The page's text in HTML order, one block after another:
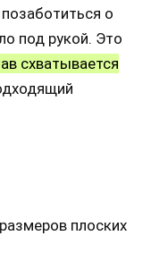
о
под рукой. Это
схватывается
плоских